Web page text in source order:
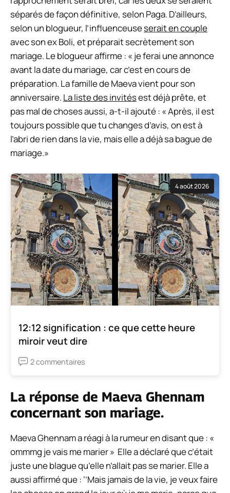
séparés de façon définitive, selon Paga. D’ailleurs,
selon un blogueur, l’influenceuseserait en couple
avec son ex Boli, et préparait secrètement son
mariage. Le blogueur affirme : « je ferai une annonce
avant la date du mariage, car c’est en cours de
préparation. La famille de Maeva vient pour son
anniversaire. La liste des invitésest déjà prête, et
pas mal de choses aussi, a-t-il ajouté : « Après, il est
toujours possible que tu changes d’avis, on est à
l’abri de rien dans la vie, mais elle a déjà sa bague de
mariage.»
4 août 2026
12:12 signification : ce que cette heure
miroir veut dire
2 commentaires
La réponse de Maeva Ghennam
concernant son mariage.
Maeva Ghennam a réagi à la rumeur en disant que : «
ommmg je vais me marier » Elle a déclaré que c’était
juste une blague qu’elle n’allait pas se marier. Elle a
aussi affirmé que : ‘’Mais jamais de la vie, je veux faire